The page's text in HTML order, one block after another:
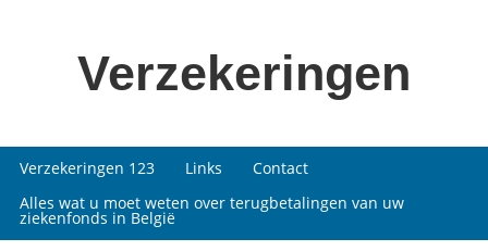
Verzekeringen
Verzekeringen 123 Links
Contact
Alles wat u moet weten over terugbetalingen van uw
ziekenfonds in België